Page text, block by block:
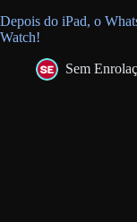
Depois do iPad, o
Watch!
Sem